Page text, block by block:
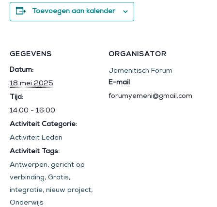
Toevoegen aan kalender
GEGEVENS
Datum:
18 mei 2025
Tijd:
14:00 - 16:00
Activiteit Categorie:
Activiteit Leden
Activiteit Tags:
Antwerpen, gericht op
verbinding, Gratis,
integratie, nieuw project,
Onderwijs
ORGANISATOR
Jemenitisch Forum
E-mail
forumyemeni@gmail.com